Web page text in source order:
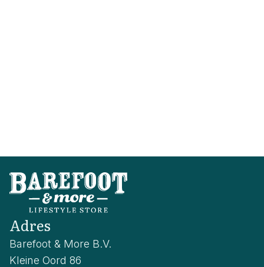
Adres
Barefoot & More B.V.
Kleine Oord 86